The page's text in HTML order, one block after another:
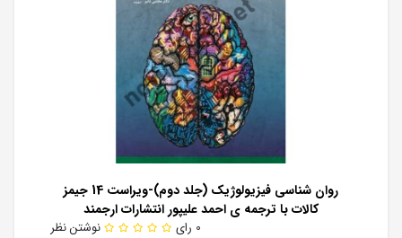
روان شناسی فیزیولوژیک (جلد دوم)-ویراست 14 جیمز
کالات با ترجمه ی احمد علیپور انتشارات ارجمند
0 رای نوشتن نظر